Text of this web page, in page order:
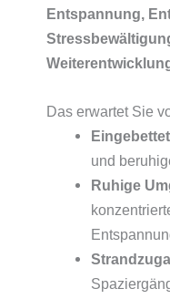
Entspannung,
Das erwartet Sie
und
Ruhige